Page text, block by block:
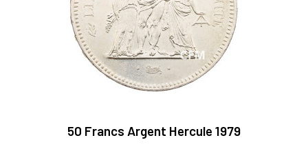
50 Francs Argent Hercule 1979